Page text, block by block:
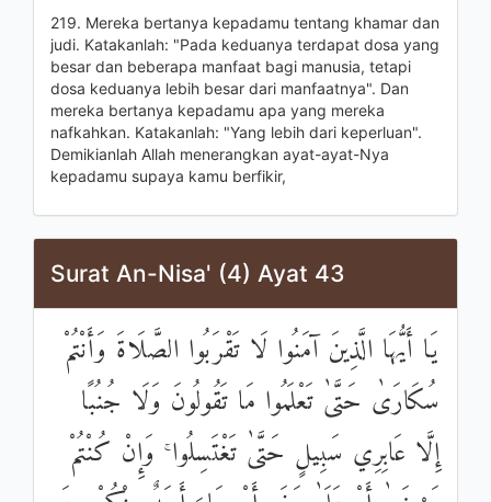
219. Mereka bertanya kepadamu tentang khamar dan
judi. Katakanlah: "Pada keduanya terdapat dosa yang
besar dan beberapa manfaat bagi manusia, tetapi
dosa keduanya lebih besar dari manfaatnya". Dan
mereka bertanya kepadamu apa yang mereka
nafkahkan. Katakanlah: "Yang lebih dari keperluan".
Demikianlah Allah menerangkan ayat-ayat-Nya
kepadamu supaya kamu berfikir,
Surat An-Nisa' (4) Ayat 43
يَا أَيُّهَا الَّذِينَ آمَنُوا لَا تَقْرَبُوا الصَّلَاةَ وَأَنْتُمْ
سُكَارَىٰ حَتَّىٰ تَعْلَمُوا مَا تَقُولُونَ وَلَا جُنُبًا
إِلَّا عَابِرِي سَبِيلٍ حَتَّىٰ تَغْتَسِلُوا ۚ وَإِنْ كُنْتُمْ